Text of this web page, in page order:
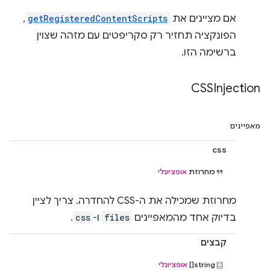
אם מציינים את getRegisteredContentScripts
,
הפונקציה תחזיר רק סקריפטים עם מזהה שצוין
ברשימה הזו.
CSSInjection
מאפיינים
css
מחרוזת אופציונלי
מחרוזת שמכילה את ה-CSS להחדרה. צריך לציין
בדיוק אחד מהמאפיינים files ו- css
.
קבצים
string[] אופציונלי